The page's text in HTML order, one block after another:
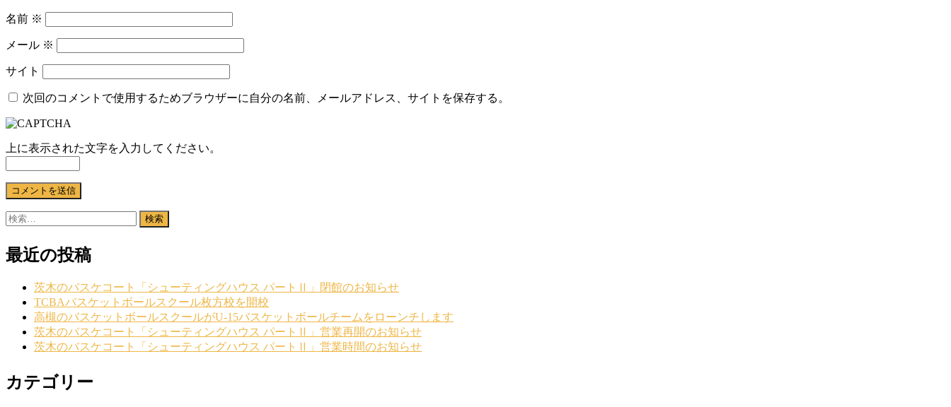
名前 ※
メール ※
サイト
次回のコメントで使用するためブラウザーに自分の名前、メールアドレス、サイトを保存する。
上に表示された文字を入力してください。
検
最近の投稿
茨木のバスケコート「シューティングハウス パートⅡ」閉館のお知らせ
TCBAバスケットボールスクール枚方校を開校
高槻のバスケットボールスクールがU-15バスケットボールチームをローンチします
茨木のバスケコート「シューティングハウス パートⅡ」営業再開のお知らせ
茨木のバスケコート「シューティングハウス パートⅡ」営業時間のお知らせ
カテゴリー